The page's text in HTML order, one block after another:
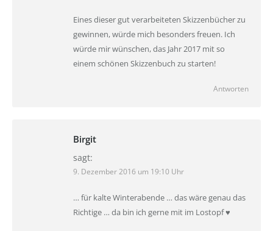
Eines dieser gut verarbeiteten Skizzenbücher zu
gewinnen, würde mich besonders freuen. Ich
würde mir wünschen, das Jahr 2017 mit so
einem schönen Skizzenbuch zu starten!
Antworten
Birgit
sagt:
9. Dezember 2016 um 19:10 Uhr
… für kalte Winterabende … das wäre genau das
Richtige … da bin ich gerne mit im Lostopf ♥